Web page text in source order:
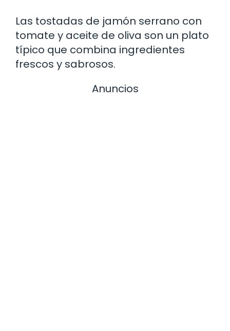
Las tostadas de jamón serrano con
tomate y aceite de oliva son un plato
típico que combina ingredientes
frescos y sabrosos.
Anuncios